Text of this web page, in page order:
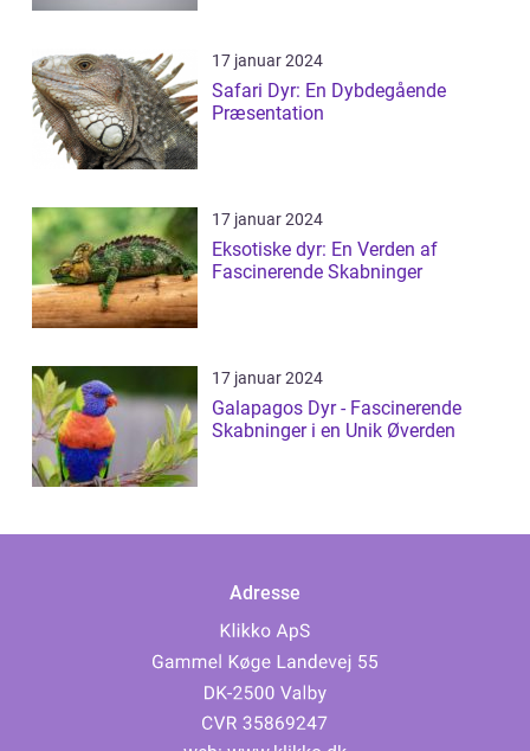
17 januar 2024
Safari Dyr: En Dybdegående
Præsentation
17 januar 2024
Eksotiske dyr: En Verden af
Fascinerende Skabninger
17 januar 2024
Galapagos Dyr - Fascinerende
Skabninger i en Unik Øverden
Adresse